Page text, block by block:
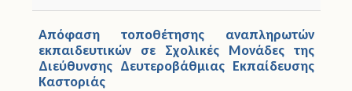
Απόφαση τοποθέτησης αναπληρωτών
εκπαιδευτικών σε Σχολικές Μονάδες της
Διεύθυνσης Δευτεροβάθμιας Εκπαίδευσης
Καστοριάς